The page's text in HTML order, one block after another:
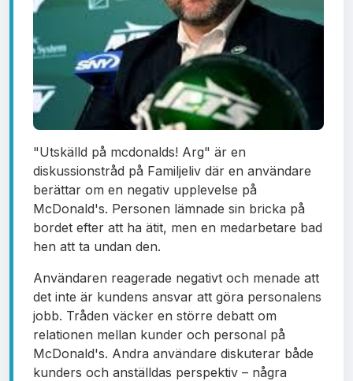
"Utskälld på mcdonalds! Arg" är en
diskussionstråd på Familjeliv där en användare
berättar om en negativ upplevelse på
McDonald's. Personen lämnade sin bricka på
bordet efter att ha ätit, men en medarbetare bad
hen att ta undan den.
Användaren reagerade negativt och menade att
det inte är kundens ansvar att göra personalens
jobb. Tråden väcker en större debatt om
relationen mellan kunder och personal på
McDonald's. Andra användare diskuterar både
kunders och anställdas perspektiv – några